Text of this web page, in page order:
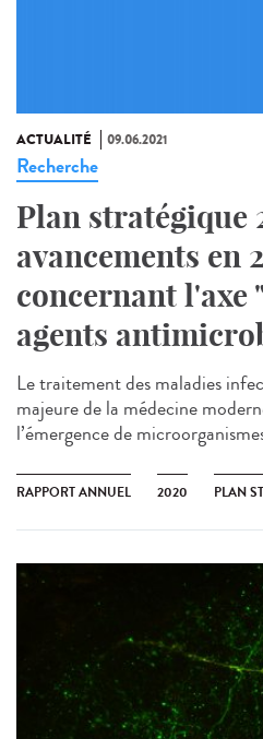
ACTUALITÉ 09.06.2021
Recherche
Plan stratégique
avancements en
concernant l'axe
agents
Le traitement des maladies
majeure de la médecine
l’émergence de
RAPPORT ANNUEL 2020 PLAN